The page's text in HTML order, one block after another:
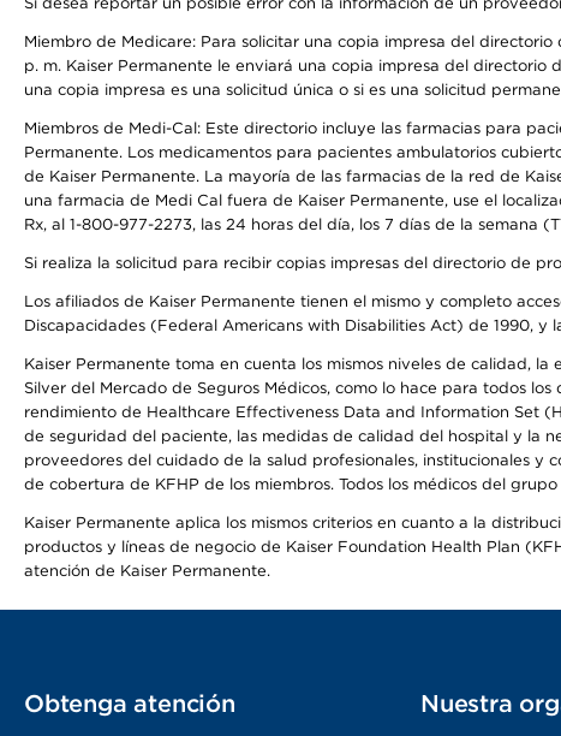
Miembro de Medicare: Para solicitar una copia impresa del
p. m. Kaiser Permanente le enviará una copia impresa del
una copia impresa es una solicitud única o si es una solicitud
Miembros de Medi-Cal: Este directorio incluye las farmacias para
Permanente. Los medicamentos para pacientes ambulatorios
de Kaiser Permanente. La mayoría de las farmacias de la red de
una farmacia de Medi Cal fuera de Kaiser Permanente, use el
Rx, al 1-800-977-2273, las 24 horas del día, los 7 días de la semana
Si realiza la solicitud para recibir copias impresas del directorio de
Los afiliados de Kaiser Permanente tienen el mismo y completo
Discapacidades (Federal Americans with Disabilities Act) de 1990,
Kaiser Permanente toma en cuenta los mismos niveles de calidad,
Silver del Mercado de Seguros Médicos, como lo hace para todos
rendimiento de Healthcare Effectiveness Data and Information Set
de seguridad del paciente, las medidas de calidad del hospital y la
proveedores del cuidado de la salud profesionales, institucionales
de cobertura de KFHP de los miembros. Todos los médicos del
Kaiser Permanente aplica los mismos criterios en cuanto a la
productos y líneas de negocio de Kaiser Foundation Health Plan
atención de Kaiser Permanente.
Obtenga atención Nuestra